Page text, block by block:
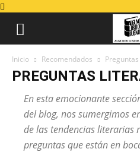
Inicio Recomendados
PREGUNTAS
En esta emocionante
del blog, nos sumergimos
de las tendencias literarias
preguntas que están en